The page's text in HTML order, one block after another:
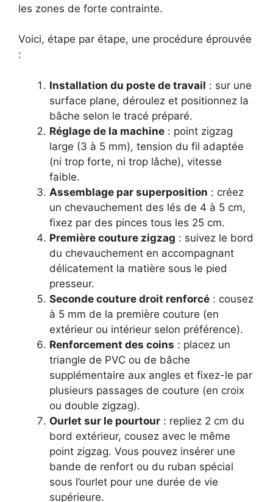
les zones de forte contrainte.
Voici, étape par étape, une procédure éprouvée
:
Installation du poste de travail : sur une
surface plane, déroulez et positionnez la
bâche selon le tracé préparé.
Réglage de la machine : point zigzag
large (3 à 5 mm), tension du fil adaptée
(ni trop forte, ni trop lâche), vitesse
faible.
Assemblage par superposition : créez
un chevauchement des lés de 4 à 5 cm,
fixez par des pinces tous les 25 cm.
Première couture zigzag : suivez le bord
du chevauchement en accompagnant
délicatement la matière sous le pied
presseur.
Seconde couture droit renforcé : cousez
à 5 mm de la première couture (en
extérieur ou intérieur selon préférence).
Renforcement des coins : placez un
triangle de PVC ou de bâche
supplémentaire aux angles et fixez-le par
plusieurs passages de couture (en croix
ou double zigzag).
Ourlet sur le pourtour : repliez 2 cm du
bord extérieur, cousez avec le même
point zigzag. Vous pouvez insérer une
bande de renfort ou du ruban spécial
sous l’ourlet pour une durée de vie
supérieure.